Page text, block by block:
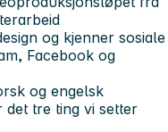
og kjenner sosiale
Facebook og
og engelsk
det tre ting vi setter